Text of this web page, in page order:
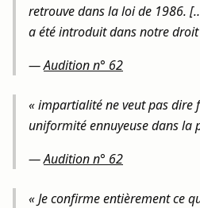
retrouve dans la loi de 1986.
a été introduit dans notre
—Audition n° 62
« impartialité ne veut pas dire
uniformité ennuyeuse dans la
—Audition n° 62
« Je confirme entièrement ce